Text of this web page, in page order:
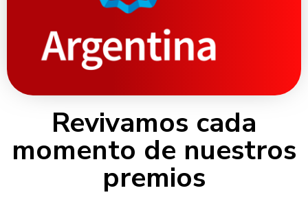
Revivamos cada
momento de nuestros
premios